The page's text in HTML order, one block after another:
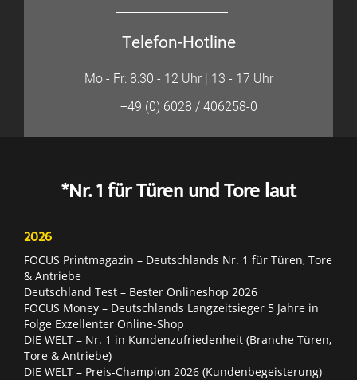
Telefon-Hotline
Mo - Fr: 8:30 - 12 Uhr | 13 - 17 Uhr
+49 (0) 6028 / 406258-0
*Nr. 1 für Türen und Tore laut
2026
FOCUS Printmagazin – Deutschlands Nr. 1 für Türen, Tore
& Antriebe
Deutschland Test – Bester Onlineshop 2026
FOCUS Money – Deutschlands Langzeitsieger 5 Jahre in
Folge Exzellenter Online-Shop
DIE WELT – Nr. 1 in Kundenzufriedenheit (Branche Türen,
Tore & Antriebe)
DIE WELT – Preis-Champion 2026 (Kundenbegeisterung)